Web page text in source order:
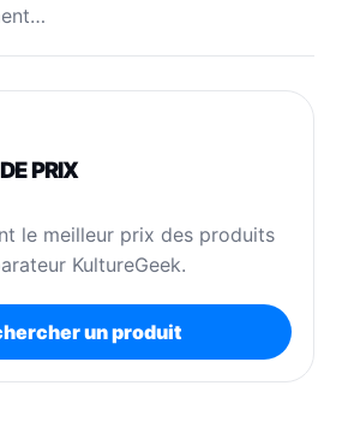
PRIX
le meilleur prix des produits
KultureGeek.
un produit